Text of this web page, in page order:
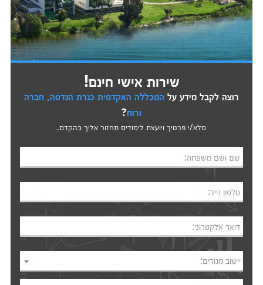
שירות אישי חינם!
רוצה לקבל מידע על המכללה האקדמית כנרת הנדסה, חברה
ורוח?
מלא/י פרטיך ויועצת לימודים תחזור אליך בהקדם.
שם ושם משפחה:
טלפון נייד:
דואר אלקטרוני:
יישוב מגורים: